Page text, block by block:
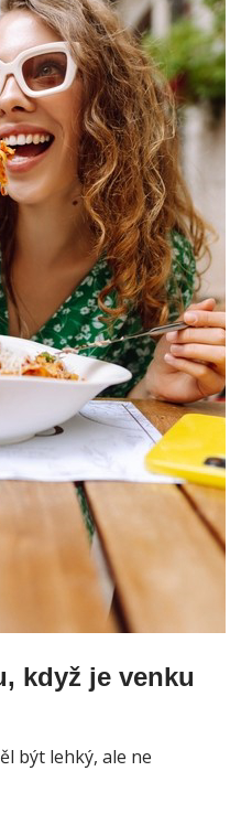
když je venku
být lehký, ale ne